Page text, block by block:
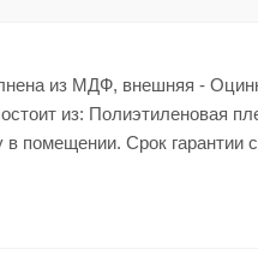
из МДФ, внешняя -
из: Полиэтиленовая
помещении. Срок гарантии